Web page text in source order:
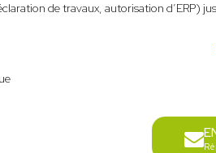
de travaux, autorisation d’ERP)